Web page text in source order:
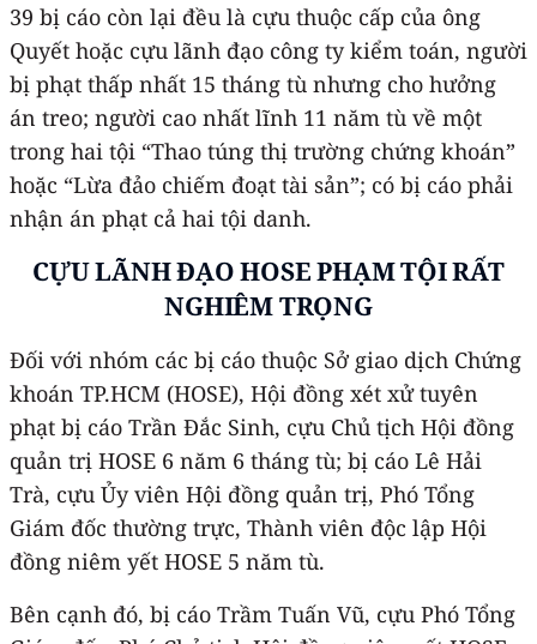
39 bị cáo còn lại đều là cựu thuộc cấp của ông
Quyết hoặc cựu lãnh đạo công ty kiểm toán, người
bị phạt thấp nhất 15 tháng tù nhưng cho hưởng
án treo; người cao nhất lĩnh 11 năm tù về một
trong hai tội “Thao túng thị trường chứng khoán”
hoặc “Lừa đảo chiếm đoạt tài sản”; có bị cáo phải
nhận án phạt cả hai tội danh.
CỰU LÃNH ĐẠO HOSE PHẠM TỘI RẤT
NGHIÊM TRỌNG
Đối với nhóm các bị cáo thuộc Sở giao dịch Chứng
khoán TP.HCM (HOSE), Hội đồng xét xử tuyên
phạt bị cáo Trần Đắc Sinh, cựu Chủ tịch Hội đồng
quản trị HOSE 6 năm 6 tháng tù; bị cáo Lê Hải
Trà, cựu Ủy viên Hội đồng quản trị, Phó Tổng
Giám đốc thường trực, Thành viên độc lập Hội
đồng niêm yết HOSE 5 năm tù.
Bên cạnh đó, bị cáo Trầm Tuấn Vũ, cựu Phó Tổng